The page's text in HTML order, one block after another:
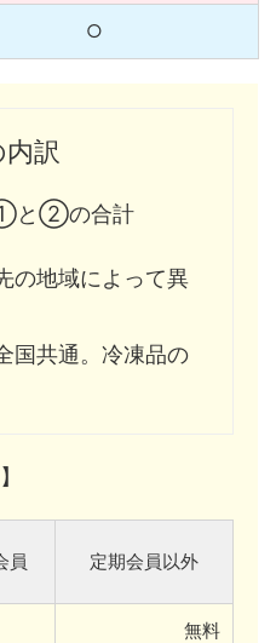
○
訳
と②の合計
の地域によって異
国共通。冷凍品の
員 定期会員以外
無料